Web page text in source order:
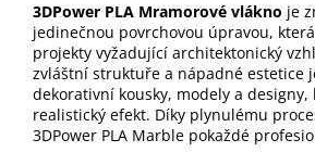
3DPower PLA Mramorové vlákno je
jedinečnou povrchovou úpravou,
projekty vyžadující architektonický
zvláštní struktuře a nápadné estetice
dekorativní kousky, modely a designy,
realistický efekt. Díky plynulému
3DPower PLA Marble pokaždé